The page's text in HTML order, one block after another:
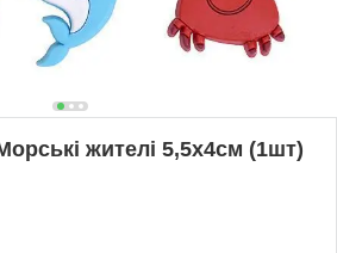
жителі 5,5х4см (1шт)